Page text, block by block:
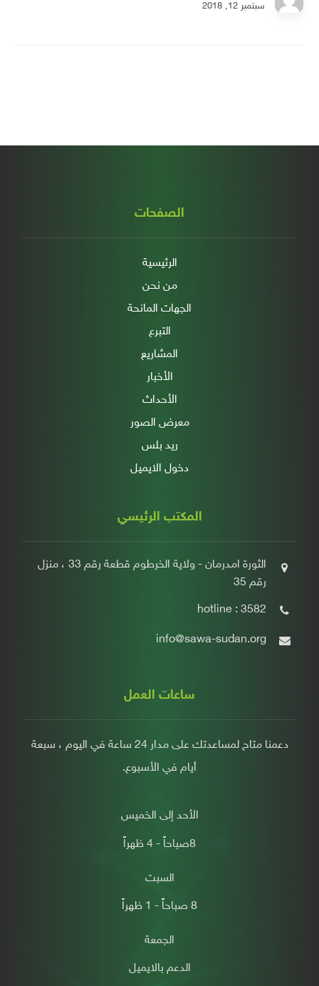
سبتمبر 12, 2018
الصفحات
الرئيسية
من نحن
الجهات المانحة
التبرع
المشاريع
الأخبار
الأحداث
معرض الصور
ريد بلس
دخول الايميل
المكتب الرئيسي
الثورة امدرمان - ولاية الخرطوم قطعة رقم 33 ، منزل
رقم 35
hotline : 3582
info@sawa-sudan.org
ساعات العمل
دعمنا متاح لمساعدتك على مدار 24 ساعة في اليوم ، سبعة
أيام في الأسبوع.
الأحد إلى الخميس
8صباحاً - 4 ظهراً
السبت
8 صباحاًً - 1 ظهراً
الجمعة
الدعم بالايميل